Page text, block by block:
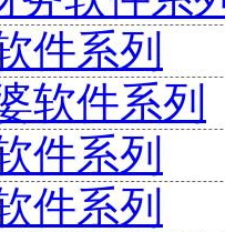
件系列
软件系列
件系列
件系列